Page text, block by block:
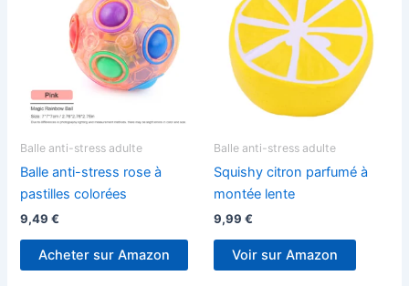
Balle anti-stress adulte
Balle anti-stress rose à
pastilles colorées
9,49€
Acheter sur Amazon
Balle anti-stress adulte
Squishy citron parfumé à
montée lente
9,99 €
Voir sur Amazon